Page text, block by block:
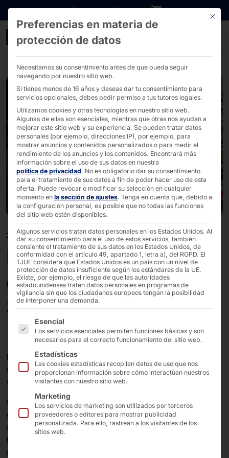
Ir directamente al contenido
DESCARGASINVERSORESCARRERA B2B SHOP
POLYTOUCH® CURVE
27/11/2023
POLYTOUCH® CURVE
en la Convención
Smart Country
Nuestro socio de software
especializado en apoyar a las autoridades públicas en
su camino hacia la digitalización.
ONETOUCH explota sus flexibles soluciones de
software en nuestroPOLYTOUCH®CURVA. En
combinación, nuestro hardware de quiosco se
transforma en un terminal multifuncional para el
ciudadano que también puede utilizarse fuera de
Este
Preferencias en materia de
protección de datos
Necesitamos su consentimiento antes de que pueda seguir
navegando por nuestro sitio web.
Si tienes menos de 16 años y deseas dar tu consentimiento para
servicios opcionales, debes pedir permiso a tus tutores legales.
Utilizamos cookies y otras tecnologías en nuestro sitio web.
Algunas de ellas son esenciales, mientras que otras nos ayudan a
mejorar este sitio web y su experiencia. Se pueden tratar datos
personales (por ejemplo, direcciones IP), por ejemplo, para
mostrar anuncios y contenidos personalizados o para medir el
rendimiento de los anuncios y los contenidos. Encontrará más
información sobre el uso de sus datos en nuestra
política de privacidad. No es obligatorio dar su consentimiento
para el tratamiento de sus datos a fin de poder hacer uso de esta
oferta. Puede revocar o modificar su selección en cualquier
momento en la sección de ajustes. Tenga en cuenta que, debido a
la configuración personal, es posible que no todas las funciones
del sitio web estén disponibles.
Algunos servicios tratan datos personales en los Estados Unidos. Al
dar su consentimiento para el uso de estos servicios, también
consiente el tratamiento de sus datos en los Estados Unidos, de
conformidad con el artículo 49, apartado 1, letra a), del RGPD. El
TJUE considera que Estados Unidos es un país con un nivel de
protección de datos insuficiente según los estándares de la UE.
Existe, por ejemplo, el riesgo de que las autoridades
estadounidenses traten datos personales en programas de
vigilancia sin que los ciudadanos europeos tengan la posibilidad
de interponer una demanda.
A continuación se enumeran los grupos de servicios
Esencial
Los servicios esenciales permiten funciones básicas y son
necesarios para el correcto funcionamiento del sitio web.
Estadísticas
Las cookies estadísticas recopilan datos de uso que nos
proporcionan información sobre cómo interactúan nuestros
visitantes con nuestro sitio web.
Marketing
Los servicios de marketing son utilizados por terceros
proveedores o editores para mostrar publicidad
personalizada. Para ello, rastrean a los visitantes de los
sitios web.